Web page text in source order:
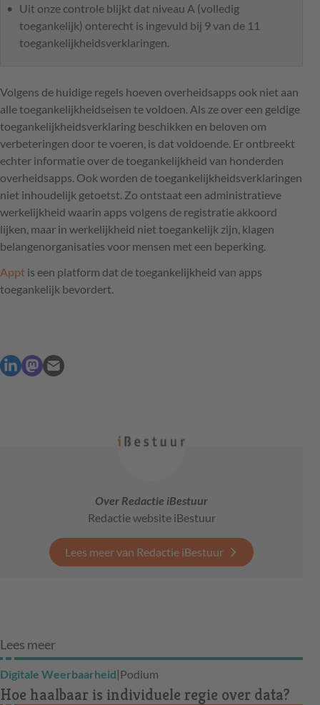
Uit onze controle blijkt dat niveau A (volledig
toegankelijk) onterecht is ingevuld bij 9 van de 11
toegankelijkheidsverklaringen.
Volgens de huidige regels hoeven overheidsapps ook niet aan
alle toegankelijkheidseisen te voldoen. Als ze over een geldige
toegankelijkheidsverklaring beschikken en beloven om
verbeteringen door te voeren, is dat voldoende. Er ontbreekt
echter informatie over de toegankelijkheid van honderden
overheidsapps. Ook worden de toegankelijkheidsverklaringen
niet inhoudelijk getoetst. Zo ontstaat een administratieve
werkelijkheid waarin apps volgens de registratie akkoord
lijken, maar in werkelijkheid niet toegankelijk zijn, klagen
belangenorganisaties voor mensen met een beperking.
Appt is een platform dat de toegankelijkheid van apps
toegankelijk bevordert.
Over Redactie iBestuur
Redactie website iBestuur
Lees meer van Redactie iBestuur
Lees meer
Digitale Weerbaarheid|Podium
Hoe haalbaar is individuele regie over data?